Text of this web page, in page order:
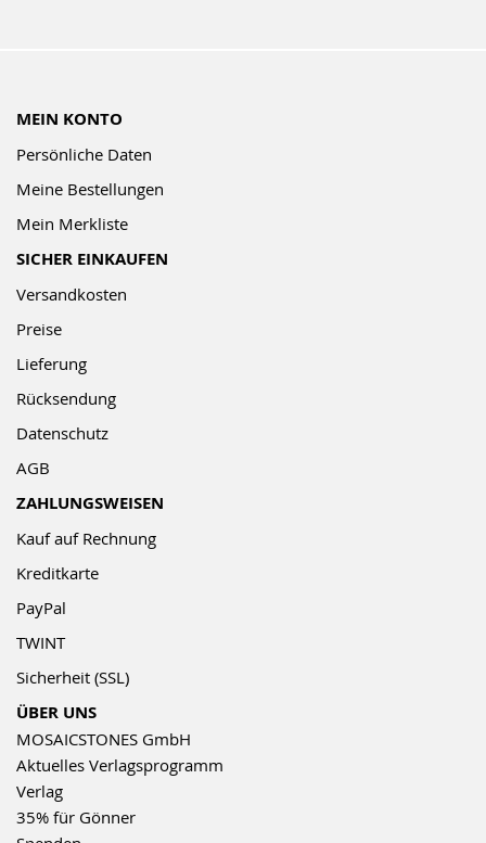
MEIN KONTO
Persönliche Daten
Meine Bestellungen
Mein Merkliste
SICHER EINKAUFEN
Versandkosten
Preise
Lieferung
Rücksendung
Datenschutz
AGB
ZAHLUNGSWEISEN
Kauf auf Rechnung
Kreditkarte
PayPal
TWINT
Sicherheit (SSL)
ÜBER UNS
MOSAICSTONES GmbH
Aktuelles Verlagsprogramm
Verlag
35% für Gönner